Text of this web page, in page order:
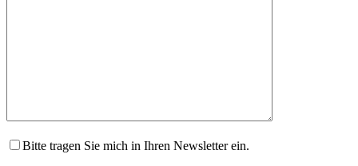
Bitte tragen Sie mich in Ihren Newsletter ein.